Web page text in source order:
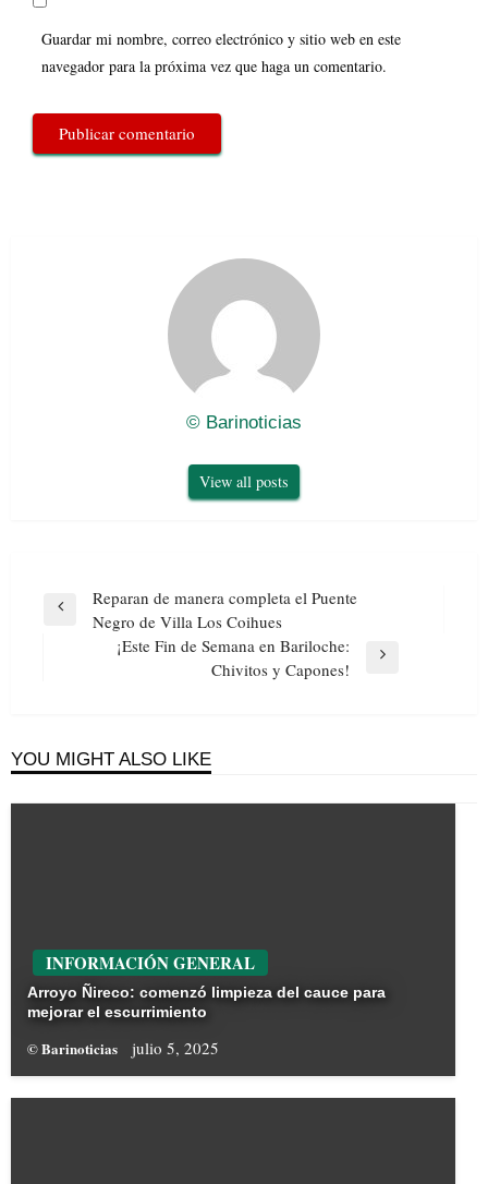
Guardar mi nombre, correo electrónico y sitio web en este
navegador para la próxima vez que haga un comentario.
© Barinoticias
View all posts
Navegación
Previous
Reparan de manera completa el Puente
Negro de Villa Los Coihues
¡Este Fin de Semana en Bariloche:
Chivitos y Capones!
YOU MIGHT ALSO LIKE
INFORMACIÓN GENERAL
Arroyo Ñireco: comenzó limpieza del cauce para
mejorar el escurrimiento
© Barinoticias julio 5, 2025